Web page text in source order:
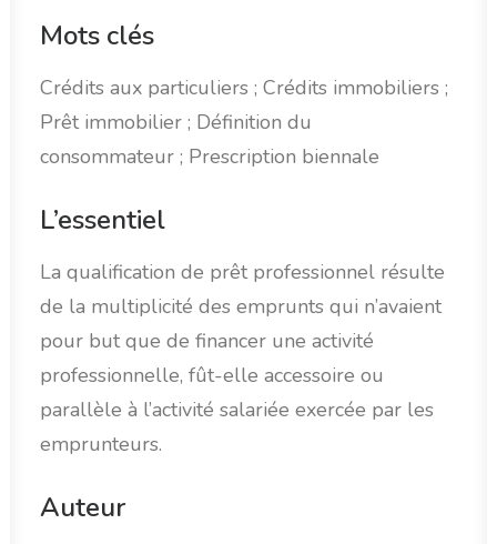
Mots clés
Crédits aux particuliers ; Crédits immobiliers ;
Prêt immobilier ; Définition du
consommateur ; Prescription biennale
L’essentiel
La qualification de prêt professionnel résulte
de la multiplicité des emprunts qui n’avaient
pour but que de financer une activité
professionnelle, fût-elle accessoire ou
parallèle à l’activité salariée exercée par les
emprunteurs.
Auteur